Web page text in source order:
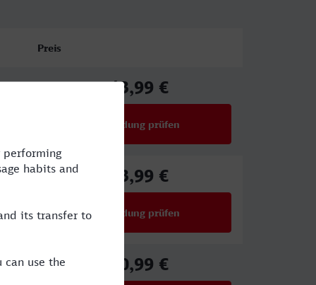
Preis
43,99 €
Verbindung prüfen
43,99 €
Verbindung prüfen
40,99 €